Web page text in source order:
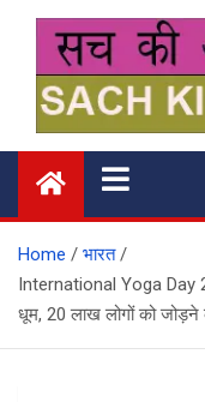
content
सच की
Home
भारत
International Yoga Day
धूम, 20 लाख लोगों को जोड़ने